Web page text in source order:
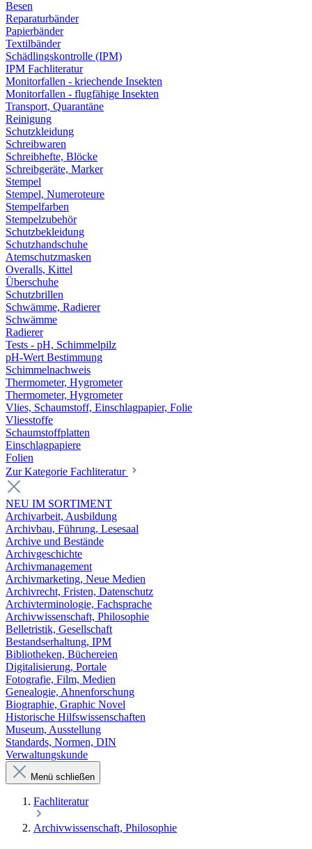
Besen
Reparaturbänder
Papierbänder
Textilbänder
Schädlingskontrolle (IPM)
IPM Fachliteratur
Monitorfallen - kriechende Insekten
Monitorfallen - flugfähige Insekten
Transport, Quarantäne
Reinigung
Schutzkleidung
Schreibwaren
Schreibhefte, Blöcke
Schreibgeräte, Marker
Stempel
Stempel, Numeroteure
Stempelfarben
Stempelzubehör
Schutzbekleidung
Schutzhandschuhe
Atemschutzmasken
Overalls, Kittel
Überschuhe
Schutzbrillen
Schwämme, Radierer
Schwämme
Radierer
Tests - pH, Schimmelpilz
pH-Wert Bestimmung
Schimmelnachweis
Thermometer, Hygrometer
Thermometer, Hygrometer
Vlies, Schaumstoff, Einschlagpapier, Folie
Vliesstoffe
Schaumstoffplatten
Einschlagpapiere
Folien
Zur Kategorie Fachliteratur
NEU IM SORTIMENT
Archivarbeit, Ausbildung
Archivbau, Führung, Lesesaal
Archive und Bestände
Archivgeschichte
Archivmanagement
Archivmarketing, Neue Medien
Archivrecht, Fristen, Datenschutz
Archivterminologie, Fachsprache
Archivwissenschaft, Philosophie
Belletristik, Gesellschaft
Bestandserhaltung, IPM
Bibliotheken, Büchereien
Digitalisierung, Portale
Fotografie, Film, Medien
Genealogie, Ahnenforschung
Biographie, Graphic Novel
Historische Hilfswissenschaften
Museum, Ausstellung
Standards, Normen, DIN
Verwaltungskunde
Menü schließen
Fachliteratur
Archivwissenschaft, Philosophie